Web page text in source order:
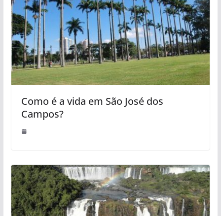
Como é a vida em São José dos
Campos?